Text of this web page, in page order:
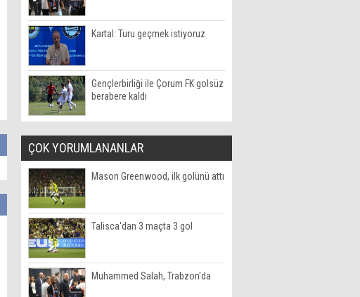
Kartal: Turu geçmek istiyoruz
Gençlerbirliği ile Çorum FK golsüz
berabere kaldı
ÇOK YORUMLANANLAR
Mason Greenwood, ilk golünü attı
Talisca'dan 3 maçta 3 gol
Muhammed Salah, Trabzon'da